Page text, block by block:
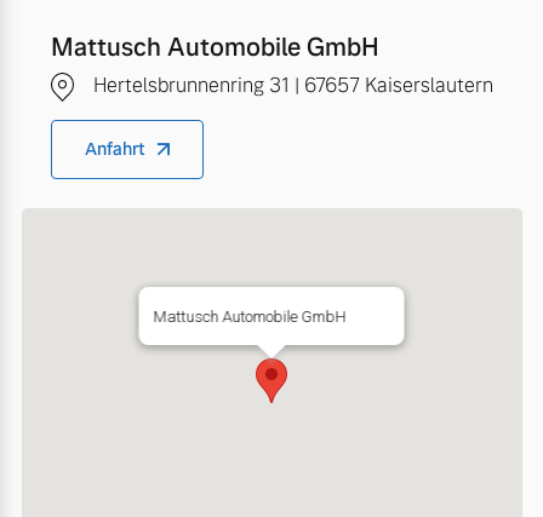
Mattusch Automobile GmbH
Hertelsbrunnenring 31 | 67657 Kaiserslautern
Anfahrt
Mattusch Automobile GmbH